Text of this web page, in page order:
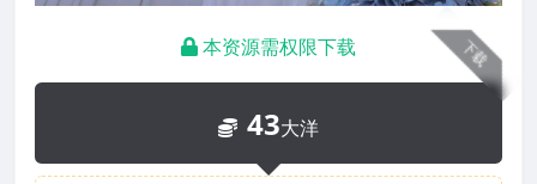
下载
本资源需权限下载
43大洋